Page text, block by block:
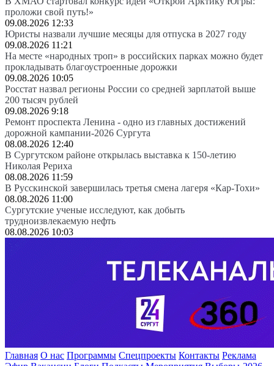
проложи свой путь!»
09.08.2026 12:33
Юристы назвали лучшие месяцы для отпуска в 2027 году
09.08.2026 11:21
На месте «народных троп» в российских парках можно будет
прокладывать благоустроенные дорожки
09.08.2026 10:05
Росстат назвал регионы России со средней зарплатой выше
200 тысяч рублей
09.08.2026 9:18
Ремонт проспекта Ленина - одно из главных достижений
дорожной кампании-2026 Сургута
08.08.2026 12:40
В Сургутском районе открылась выставка к 150-летию
Николая Рериха
08.08.2026 11:59
В Русскинской завершилась третья смена лагеря «Кар-Тохи»
08.08.2026 11:00
Сургутские ученые исследуют, как добыть
трудноизвлекаемую нефть
08.08.2026 10:03
Главная О нас Программы Спецпроекты Контакты Реклама